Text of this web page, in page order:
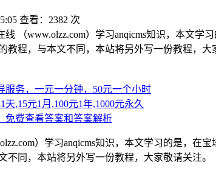
查看：2382 次
（www.olzz.com）学习anqicms知识，本文学
教程，与本文不同，本站将另外写一份教程，
服务，一元一分钟，50元一个小时
,15元1月,100元1年,1000元永久
免费查看答案和答案解析
）学习anqicms知识，本文学习的是，在
不同，本站将另外写一份教程，大家敬请关注。